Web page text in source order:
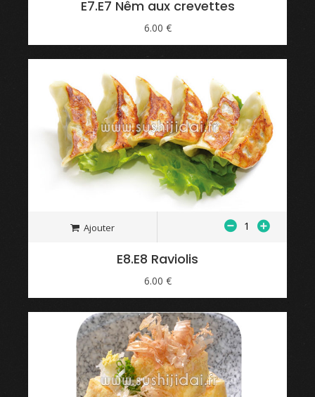
E7.E7 Nêm aux crevettes
6.00 €
Ajouter
E8.E8 Raviolis
6.00 €